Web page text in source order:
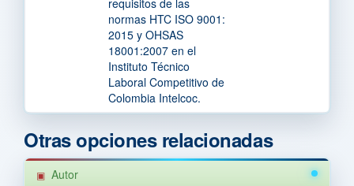
normas HTC ISO 9001:
2015 y OHSAS
18001:2007 en el
Instituto Técnico
Laboral Competitivo de
Colombia Intelcoc.
Otras opciones relacionadas
Autor